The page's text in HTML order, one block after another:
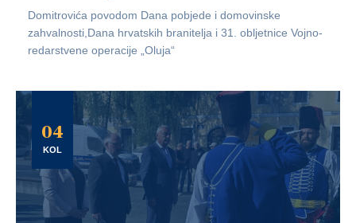
Domitrovića povodom Dana pobjede i domovinske
zahvalnosti,Dana hrvatskih branitelja i 31. obljetnice Vojno-
redarstvene operacije „Oluja“
04
KOL